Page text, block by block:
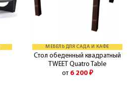
МЕБЕЛЬ ДЛЯ САДА И КАФЕ
Стол обеденный квадратный
TWEET Quatro Table
от 6 200 ₽